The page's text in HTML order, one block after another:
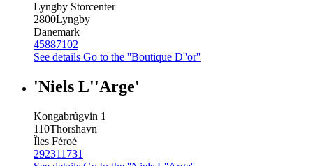
Lyngby Storcenter
2800Lyngby
Danemark
45887102
See details Go to the ''Boutique D''or''
'Niels L''Arge'
Kongabrúgvin 1
110Thorshavn
Îles Féroé
292311731